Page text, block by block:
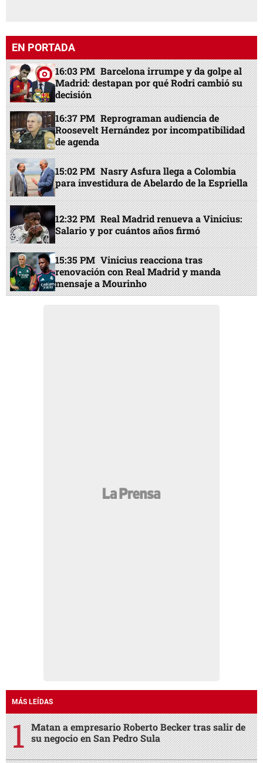
EN PORTADA
16:03 PM Barcelona irrumpe y da golpe al
Madrid: destapan por qué Rodri cambió su
decisión
16:37 PM Reprograman audiencia de
Roosevelt Hernández por incompatibilidad
de agenda
15:02 PM Nasry Asfura llega a Colombia
para investidura de Abelardo de la Espriella
12:32 PM Real Madrid renueva a Vinicius:
Salario y por cuántos años firmó
15:35 PM Vinicius reacciona tras
renovación con Real Madrid y manda
mensaje a Mourinho
MÁS LEÍDAS
Matan a empresario Roberto Becker tras salir de
su negocio en San Pedro Sula